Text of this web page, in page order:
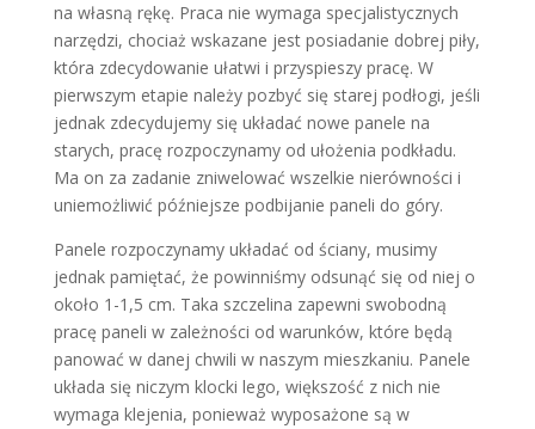
na własną rękę. Praca nie wymaga specjalistycznych
narzędzi, chociaż wskazane jest posiadanie dobrej piły,
która zdecydowanie ułatwi i przyspieszy pracę. W
pierwszym etapie należy pozbyć się starej podłogi, jeśli
jednak zdecydujemy się układać nowe panele na
starych, pracę rozpoczynamy od ułożenia podkładu.
Ma on za zadanie zniwelować wszelkie nierówności i
uniemożliwić późniejsze podbijanie paneli do góry.
Panele rozpoczynamy układać od ściany, musimy
jednak pamiętać, że powinniśmy odsunąć się od niej o
około 1-1,5 cm. Taka szczelina zapewni swobodną
pracę paneli w zależności od warunków, które będą
panować w danej chwili w naszym mieszkaniu. Panele
układa się niczym klocki lego, większość z nich nie
wymaga klejenia, ponieważ wyposażone są w